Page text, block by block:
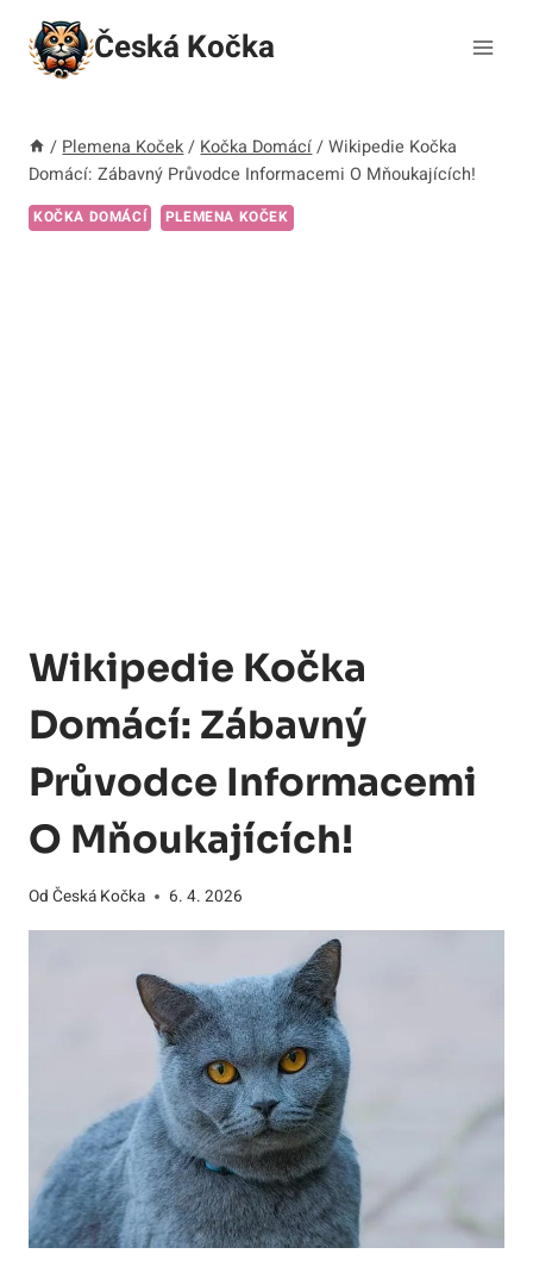
Přeskočit
obsah
Česká Kočka
/ Plemena Koček / Kočka Domácí / Wikipedie Kočka
Domácí: Zábavný Průvodce Informacemi O Mňoukajících!
KOČKA DOMÁCÍ PLEMENA KOČEK
Wikipedie Kočka
Domácí: Zábavný
Průvodce Informacemi
O Mňoukajících!
Od Česká Kočka 6. 4. 2026